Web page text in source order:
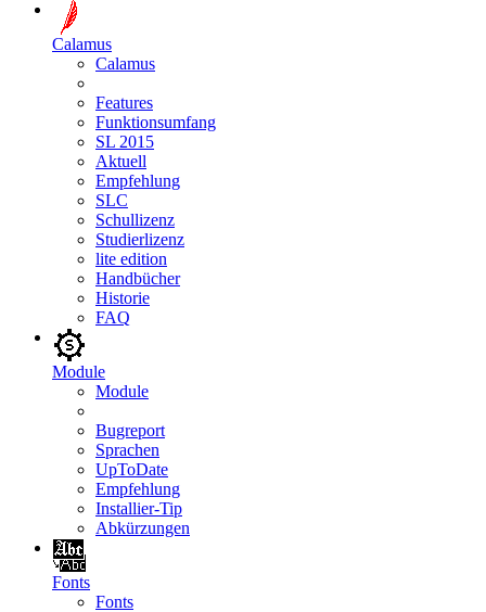
Calamus
Calamus
Features
Funktionsumfang
SL 2015
Aktuell
Empfehlung
SLC
Schullizenz
Studierlizenz
lite edition
Handbücher
Historie
FAQ
Module
Module
Bugreport
Sprachen
UpToDate
Empfehlung
Installier-Tip
Abkürzungen
Fonts
Fonts